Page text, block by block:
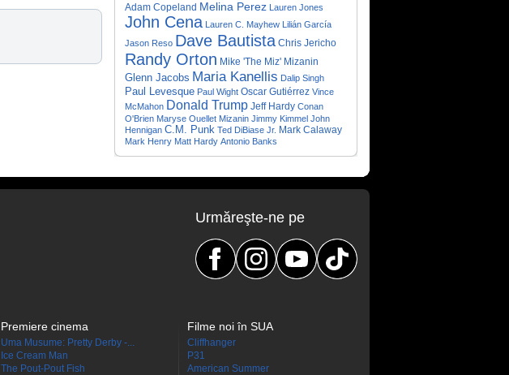
Adam Copeland Melina Perez Lauren Jones
John Cena Lauren C. Mayhew Lilián García
Jason Reso Dave Bautista Chris Jericho
Randy Orton Mike 'The Miz' Mizanin
Glenn Jacobs Maria Kanellis Dalip Singh
Paul Levesque Paul Wight Oscar Gutiérrez Vince
McMahon Donald Trump Jeff Hardy Conan
O'Brien Maryse Ouellet Mizanin Jimmy Kimmel John
Hennigan C.M. Punk Ted DiBiase Jr. Mark Calaway
Mark Henry Matt Hardy Antonio Banks
Urmăreşte-ne pe
Premiere cinema
Uma Musume: Pretty Derby -...
Ice Cream Man
The Pout-Pout Fish
Filme noi în SUA
Cliffhanger
P31
American Summer